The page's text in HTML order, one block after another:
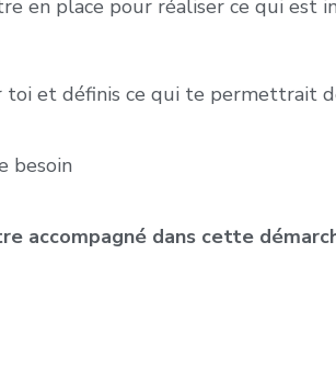
en place pour réaliser ce qui est
toi et définis ce qui te permettrait
besoin
accompagné dans cette